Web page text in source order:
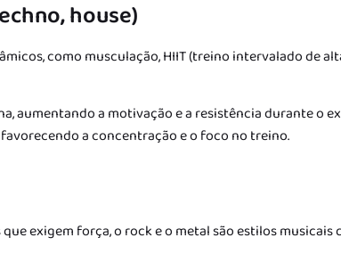
house)
como musculação, HIIT (treino intervalado de
aumentando a motivação e a resistência durante o
a concentração e o foco no treino.
exigem força, o rock e o metal são estilos musicais